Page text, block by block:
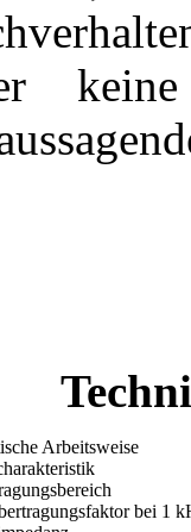
Arbeitsweise
bei 1